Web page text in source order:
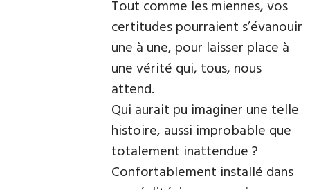
Tout comme les miennes, vos
certitudes pourraient s’évanouir
une à une, pour laisser place à
une vérité qui, tous, nous
attend.
Qui aurait pu imaginer une telle
histoire, aussi improbable que
totalement inattendue ?
Confortablement installé dans